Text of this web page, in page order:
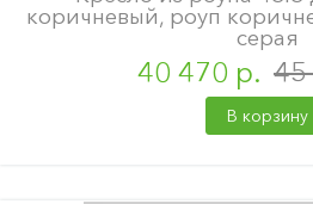
коричневый, роуп
серая
40 470 р.
В корзину